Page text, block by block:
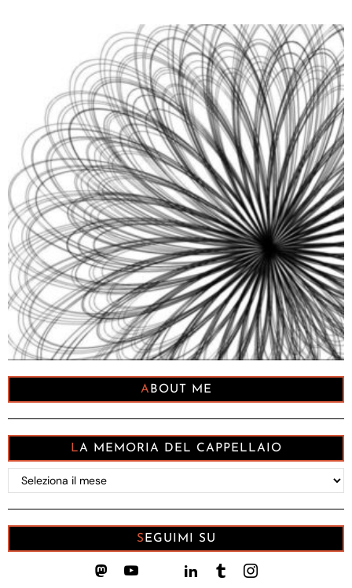
ABOUT ME
LA MEMORIA DEL CAPPELLAIO
memoria
del
Cappellaio
SEGUIMI SU